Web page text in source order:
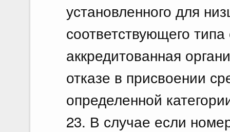
установленного для
соответствующего
аккредитованная
отказе в присвоении
определенной
23. В случае если